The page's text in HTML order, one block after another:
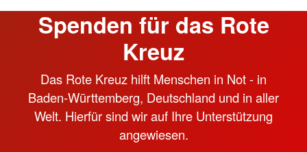
Spenden für das Rote
Kreuz
Das Rote Kreuz hilft Menschen in Not - in
Baden-Württemberg, Deutschland und in aller
Welt. Hierfür sind wir auf Ihre Unterstützung
angewiesen.